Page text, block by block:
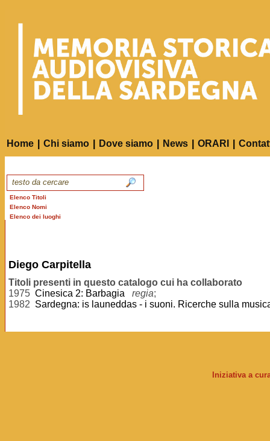
Home Chi siamo Dove siamo News ORARI
Elenco Titoli
Elenco Nomi
Elenco dei luoghi
Diego Carpitella
Titoli presenti in questo catalogo cui ha collaborato
1975 Cinesica 2: Barbagia regia;
1982 Sardegna: is launeddas - i suoni. Ricerche sulla
Iniziativa a